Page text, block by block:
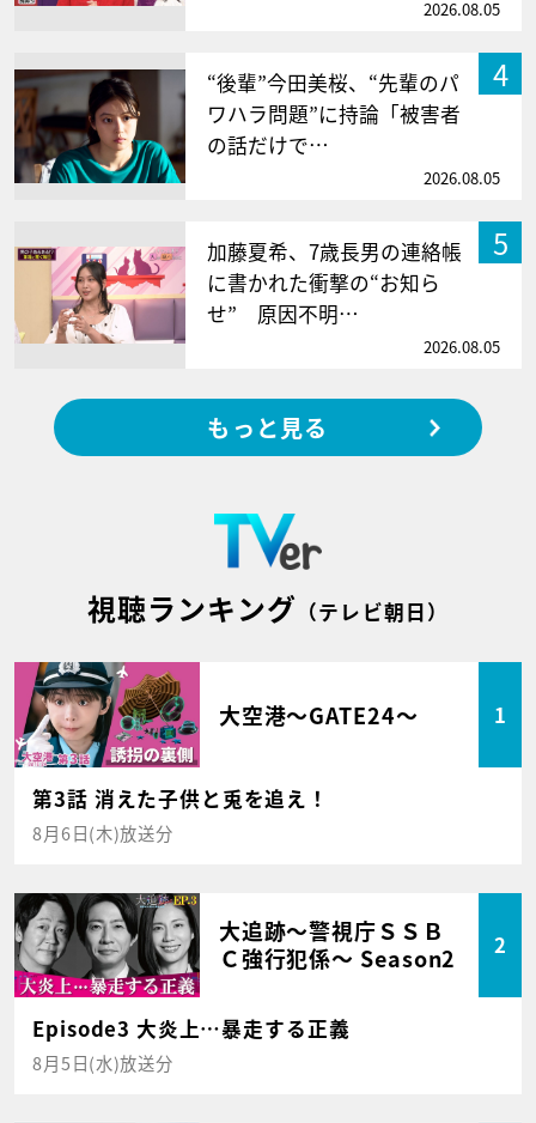
2026.08.05
4
“後輩”今田美桜、“先輩のパ
ワハラ問題”に持論「被害者
の話だけで…
2026.08.05
5
加藤夏希、7歳長男の連絡帳
に書かれた衝撃の“お知ら
せ” 原因不明…
2026.08.05
もっと見る
視聴ランキング （テレビ朝日）
大空港～GATE24～ 1
第3話 消えた子供と兎を追え！
8月6日(木)放送分
大追跡～警視庁ＳＳＢ
Ｃ強行犯係～ Season2
2
Episode3 大炎上…暴走する正義
8月5日(水)放送分